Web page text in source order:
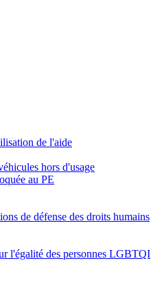
de l'aide
hors d'usage
au PE
de défense des droits humains
l'égalité des personnes LGBTQI